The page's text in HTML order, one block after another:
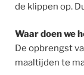
de klippen op.
Waar doen we
De opbrengst
maaltijden te